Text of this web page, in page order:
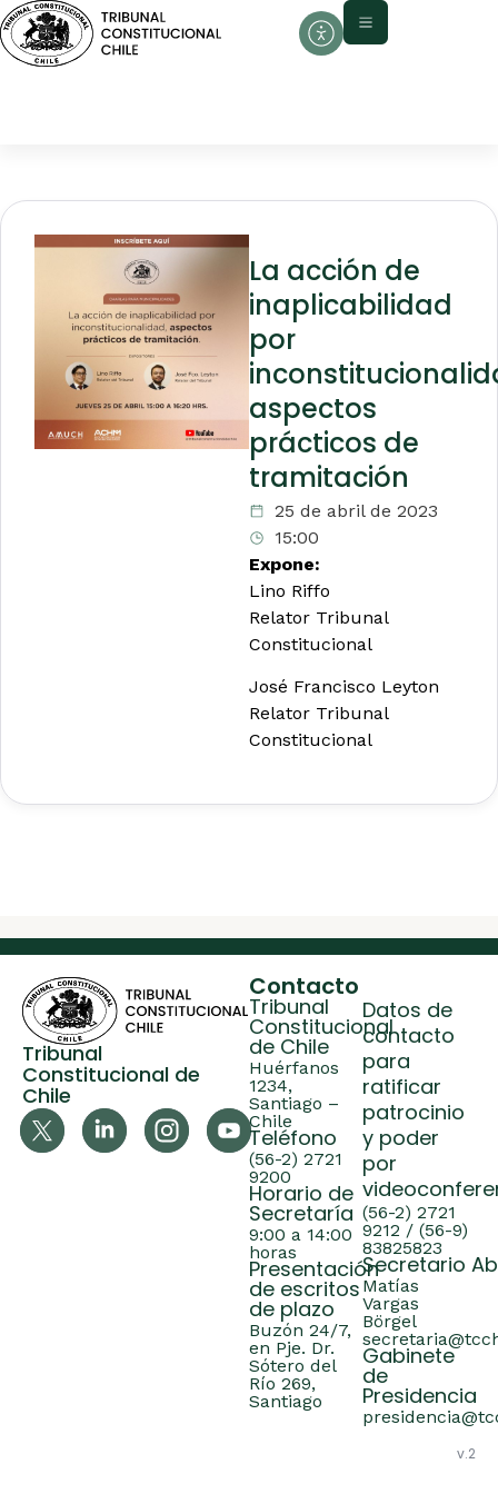
La acción de
inaplicabilidad
por
aspectos
prácticos de
tramitación
25 de abril de 2023
15:00
Expone:
Lino Riffo
Relator Tribunal
Constitucional
José Francisco Leyton
Relator Tribunal
Constitucional
Tribunal
Constitucional de
Chile
Contacto
Tribunal
Constitucional
de Chile
Huérfanos
1234,
Santiago –
Chile
Teléfono
(56-2) 2721
9200
Horario de
Secretaría
9:00 a 14:00
horas
Presentación
de escritos
de plazo
Buzón 24/7,
en Pje. Dr.
Sótero del
Río 269,
Santiago
Datos de
contacto
para
ratificar
patrocinio
y poder
por
(56-2) 2721
9212 / (56-9)
83825823
Secretario
Matías
Vargas
Börgel
Gabinete
de
Presidencia
v.2